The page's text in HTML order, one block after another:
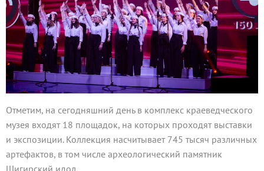
Отметим, на сегодняшний день в комплекс краеведческого
музея входят 18 площадок, на которых проходят выставки
и экспозиции. Коллекция насчитывает 745 тысяч различных
артефактов, в том числе археологический памятник